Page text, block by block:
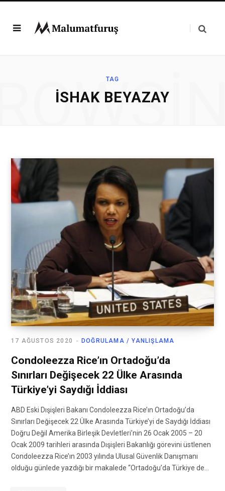
TAG
İSHAK BEYAZAY
DOĞRULAMA / YANLIŞLAMA
17 AĞUSTOS 2020
Condoleezza Rice’ın Ortadoğu’da
Sınırları Değişecek 22 Ülke Arasında
Türkiye’yi Saydığı İddiası
ABD Eski Dışişleri Bakanı Condoleezza Rice’ın Ortadoğu’da
Sınırları Değişecek 22 Ülke Arasında Türkiye’yi de Saydığı İddiası
Doğru Değil Amerika Birleşik Devletleri’nin 26 Ocak 2005 – 20
Ocak 2009 tarihleri arasında Dışişleri Bakanlığı görevini üstlenen
Condoleezza Rice’ın 2003 yılında Ulusal Güvenlik Danışmanı
olduğu günlede yazdığı bir makalede “Ortadoğu’da Türkiye de…